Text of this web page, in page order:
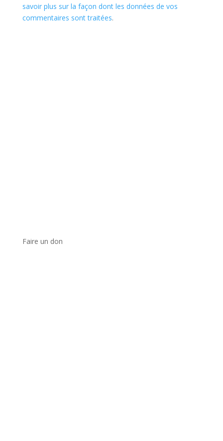
savoir plus sur la façon dont les données de vos
commentaires sont traitées.
Faire un don